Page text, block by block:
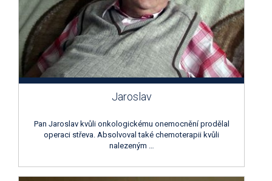
Jaroslav
Pan Jaroslav kvůli onkologickému onemocnění prodělal
operaci střeva. Absolvoval také chemoterapii kvůli
nalezeným …